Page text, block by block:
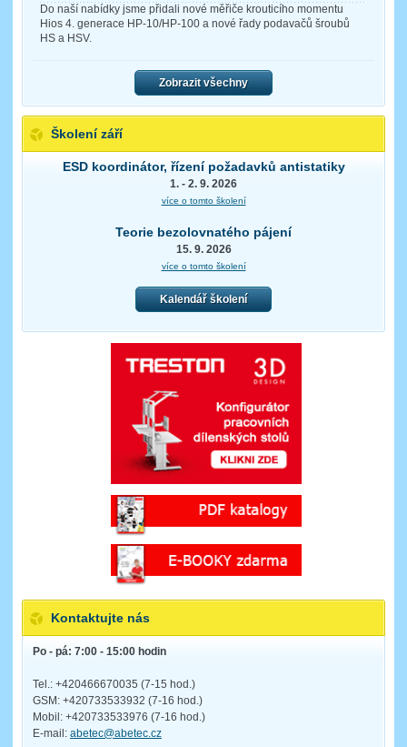
Do naší nabídky jsme přidali nové měřiče krouticího momentu
Hios 4. generace HP-10/HP-100 a nové řady podavačů šroubů
HS a HSV.
Zobrazit všechny
Školení září
ESD koordinátor, řízení požadavků antistatiky
1. - 2. 9. 2026
více o tomto školení
Teorie bezolovnatého pájení
15. 9. 2026
více o tomto školení
Kalendář školení
Kontaktujte nás
Po - pá: 7:00 - 15:00 hodin
Tel.: +420466670035 (7-15 hod.)
GSM: +420733533932 (7-16 hod.)
Mobil: +420733533976 (7-16 hod.)
E-mail: abetec@abetec.cz